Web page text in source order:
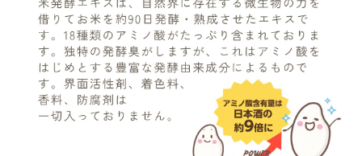
コラム・スタッフのおすすめ
ご利用ガイド等
アカウント情報
ようこそ ゲスト 様